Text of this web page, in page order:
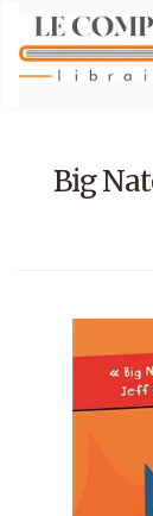
Big